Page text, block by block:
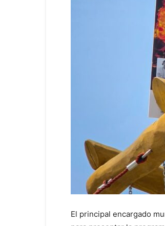
El principal encargado